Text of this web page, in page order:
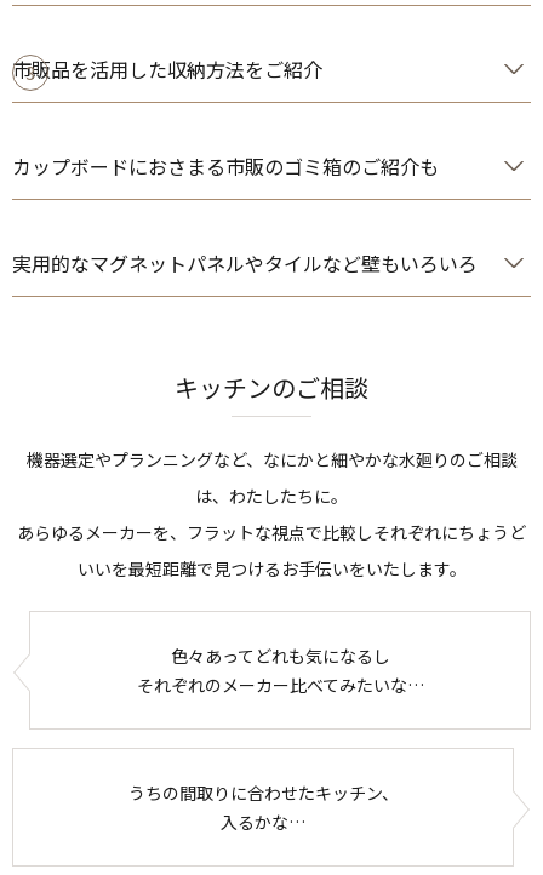
3
市販品を活用した収納方法をご紹介
カップボードにおさまる市販のゴミ箱のご紹介も
実用的なマグネットパネルやタイルなど壁もいろいろ
キッチンのご相談
機器選定やプランニングなど、なにかと細やかな水廻りのご相談
は、わたしたちに。
あらゆるメーカーを、フラットな視点で比較しそれぞれにちょうど
いいを最短距離で見つけるお手伝いをいたします。
色々あってどれも気になるし
それぞれのメーカー比べてみたいな…
うちの間取りに合わせたキッチン、
入るかな…